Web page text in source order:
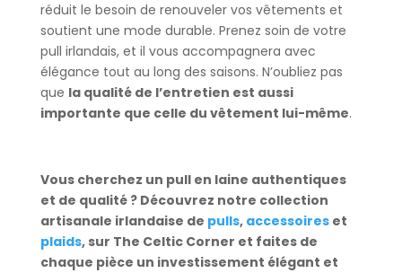
réduit le besoin de renouveler vos vêtements et
soutient une mode durable. Prenez soin de votre
pull irlandais, et il vous accompagnera avec
élégance tout au long des saisons. N’oubliez pas
que la qualité de l’entretien est aussi
importante que celle du vêtement lui-même.
Vous cherchez un pull en laine authentiques
et de qualité ? Découvrez notre collection
artisanale irlandaise de pulls, accessoireset
plaids, sur The Celtic Corner et faites de
chaque pièce un investissement élégant et